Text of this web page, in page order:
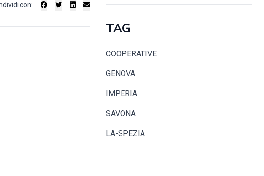
con:
TAG
COOPERATIVE
GENOVA
IMPERIA
SAVONA
LA-SPEZIA